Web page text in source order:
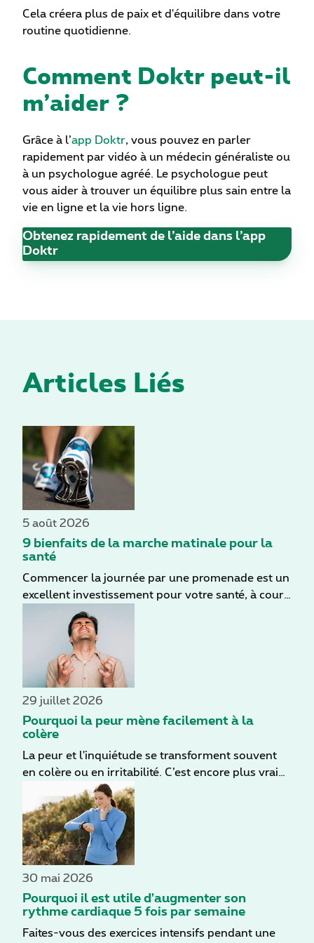
Cela créera plus de paix et d'équilibre dans votre
routine quotidienne.
Comment Doktr peut-il
m’aider ?
Grâce à l’app Doktr, vous pouvez en parler
rapidement par vidéo à un médecin généraliste ou
à un psychologue agréé. Le psychologue peut
vous aider à trouver un équilibre plus sain entre la
vie en ligne et la vie hors ligne.
Obtenez rapidement de l’aide dans l’app
Doktr
Articles Liés
5 août 2026
9 bienfaits de la marche matinale pour la
santé
Commencer la journée par une promenade est un
excellent investissement pour votre santé, à court
comme à long terme. Même par temps nuageux,
vous profitez d'une bonne dose de lumière
naturelle. En marchant, vous mettez aussi votre
corps en mouvement en douceur. Besoin d'autres
raisons de vous y mettre ? Découvrez ci-dessous
9 bienfaits de la marche matinale.
29 juillet 2026
Pourquoi la peur mène facilement à la
colère
La peur et l'inquiétude se transforment souvent
en colère ou en irritabilité. C’est encore plus vrai
en période de stress. Dans ces moments-là, le
moindre déclencheur peut provoquer plus
rapidement une réaction émotionnelle intense.
30 mai 2026
Pourquoi il est utile d'augmenter son
rythme cardiaque 5 fois par semaine
Faites-vous des exercices intensifs pendant une